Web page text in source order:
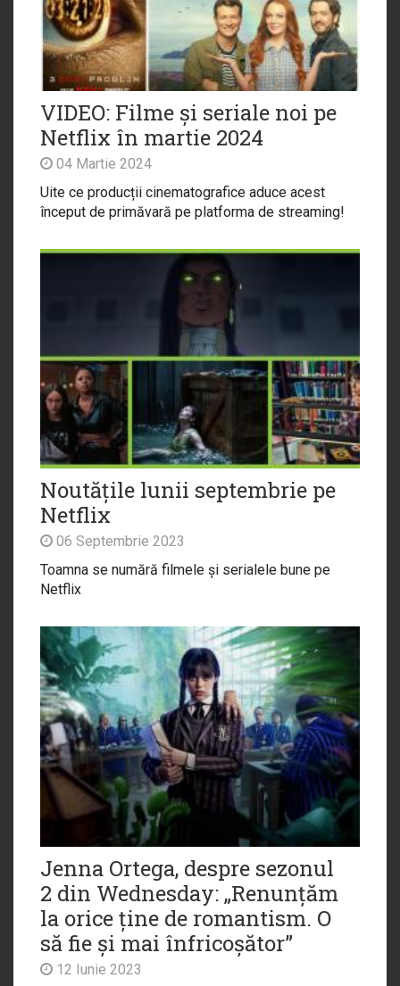
VIDEO: Filme și seriale noi pe
Netflix în martie 2024
04 Martie 2024
Uite ce producții cinematografice aduce acest
început de primăvară pe platforma de streaming!
Noutățile lunii septembrie pe
Netflix
06 Septembrie 2023
Toamna se numără filmele și serialele bune pe
Netflix
Jenna Ortega, despre sezonul
2 din Wednesday: „Renunțăm
la orice ține de romantism. O
să fie și mai înfricoșător”
12 Iunie 2023